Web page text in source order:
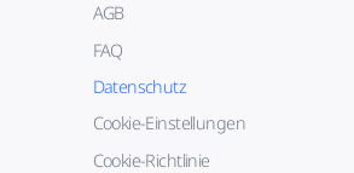
AGB
FAQ
Datenschutz
Cookie-Einstellungen
Cookie-Richtlinie